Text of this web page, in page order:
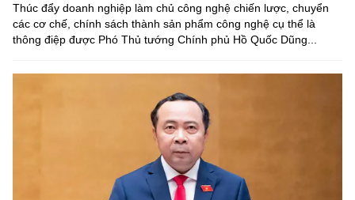
Thúc đẩy doanh nghiệp làm chủ công nghệ chiến lược, chuyển
các cơ chế, chính sách thành sản phẩm công nghệ cụ thể là
thông điệp được Phó Thủ tướng Chính phủ Hồ Quốc Dũng...